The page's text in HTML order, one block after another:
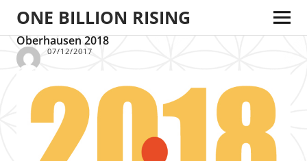
ONE BILLION RISING
Oberhausen 2018
07/12/2017